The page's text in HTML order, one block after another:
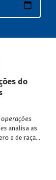
do
analisa as
e de raça,
no